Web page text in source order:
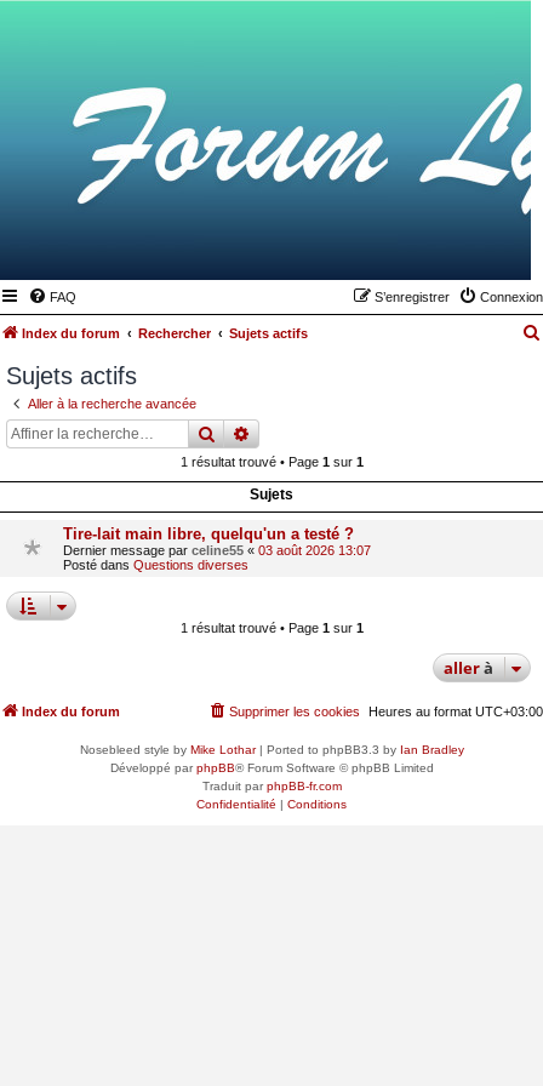
FAQ Connexion
S’enregistrer
Index du forum Rechercher Sujets actifs
Sujets actifs
Aller à la recherche avancée
rechercher
recherche
1 résultat trouvé • Page 1sur 1
Sujets
Tire-lait main libre, quelqu'un a testé ?
Dernier message par celine55 « 03 août 2026 13:07
Posté dans Questions diverses
1 résultat trouvé • Page 1sur 1
allerà
Index du forum Heures au format UTC+03:00
Supprimer les cookies
Nosebleed style by Mike Lothar| Ported to phpBB3.3 by Ian Bradley
Développé parphpBB® Forum Software © phpBB Limited
Traduit parphpBB-fr.com
Confidentialité | Conditions